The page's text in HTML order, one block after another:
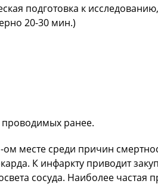
подготовка к
20-30 мин.)
проводимых ранее.
месте среди причин
К инфаркту приводит
сосуда. Наиболее частая